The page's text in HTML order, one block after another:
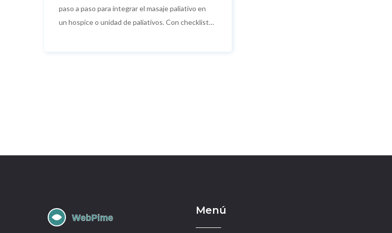
paso a paso para integrar el masaje paliativo en
un hospice o unidad de paliativos. Con checklists,
Menú